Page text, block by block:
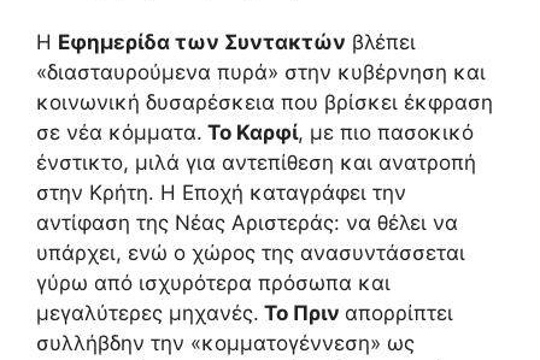
Η Εφημερίδα των Συντακτών βλέπει
«διασταυρούμενα πυρά» στην κυβέρνηση και
κοινωνική δυσαρέσκεια που βρίσκει έκφραση
σε νέα κόμματα. Το Καρφί, με πιο πασοκικό
ένστικτο, μιλά για αντεπίθεση και ανατροπή
στην Κρήτη. Η Εποχή καταγράφει την
αντίφαση της Νέας Αριστεράς: να θέλει να
υπάρχει, ενώ ο χώρος της ανασυντάσσεται
γύρω από ισχυρότερα πρόσωπα και
μεγαλύτερες μηχανές. Το Πριν απορρίπτει
συλλήβδην την «κομματογέννεση» ως